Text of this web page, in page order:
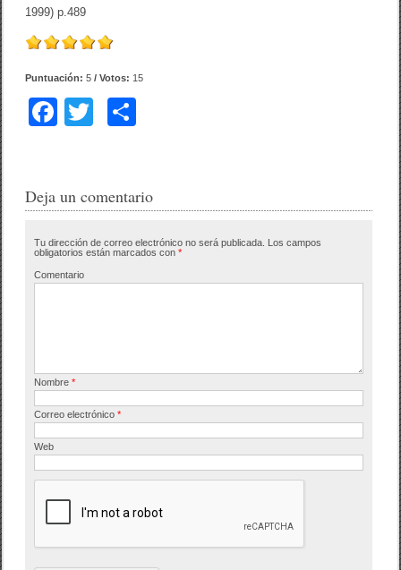
1999) p.489
Puntuación:5 / Votos: 15
F
e
o
o
T
er p
tir
Deja un comentario
Tu dirección de correo electrónico no será publicada. Los campos
obligatorios están marcados con*
Comentario
Nombre*
Correo electrónico*
Web